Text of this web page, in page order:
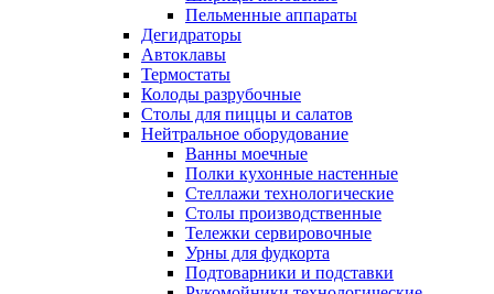
Пельменные аппараты
Дегидраторы
Автоклавы
Термостаты
Колоды разрубочные
Столы для пиццы и салатов
Нейтральное оборудование
Ванны моечные
Полки кухонные настенные
Стеллажи технологические
Столы производственные
Тележки сервировочные
Урны для фудкорта
Подтоварники и подставки